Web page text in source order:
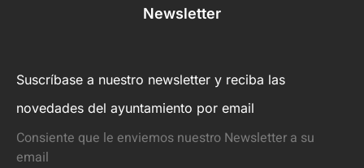
Newsletter
Suscríbase a nuestro newsletter y reciba las
novedades del ayuntamiento por email
Consiente que le enviemos nuestro Newsletter a su
email